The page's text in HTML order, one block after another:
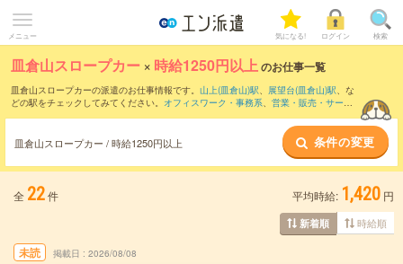
メニュー 気になる! ログイン 検索
皿倉山スロープカー × 時給1250円以上のお仕事一覧
皿倉山スロープカーの派遣のお仕事情報です。 山上(皿倉山)駅、 展望台(皿倉山)駅、な
どの駅をチェックしてみてください。 オフィスワーク・事務系、 営業・販売・サービ
などのこだわり条件で絞り込んでいただけます。
皿倉山スロープカー / 時給1250円以上 条件の変更
全 22件 平均時給: 1,420 円
新着順 時給順
未読 掲載日 2026/08/08